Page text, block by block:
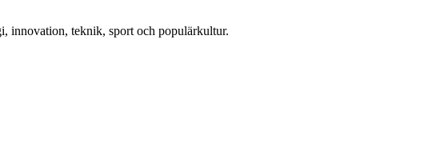
innovation, teknik, sport och populärkultur.